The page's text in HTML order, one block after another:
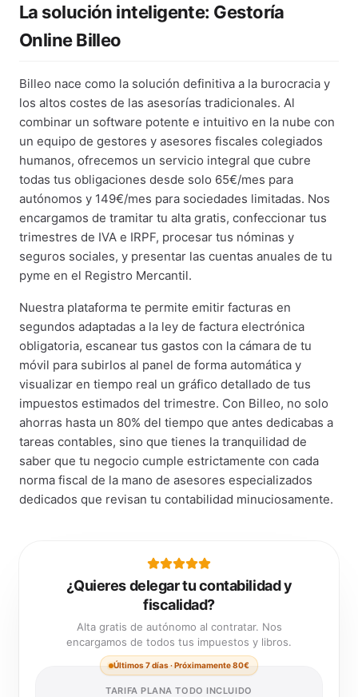
La solución inteligente: Gestoría
Online Billeo
Billeo nace como la solución definitiva a la burocracia y
los altos costes de las asesorías tradicionales. Al
combinar un software potente e intuitivo en la nube con
un equipo de gestores y asesores fiscales colegiados
humanos, ofrecemos un servicio integral que cubre
todas tus obligaciones desde solo 65€/mes para
autónomos y 149€/mes para sociedades limitadas. Nos
encargamos de tramitar tu alta gratis, confeccionar tus
trimestres de IVA e IRPF, procesar tus nóminas y
seguros sociales, y presentar las cuentas anuales de tu
pyme en el Registro Mercantil.
Nuestra plataforma te permite emitir facturas en
segundos adaptadas a la ley de factura electrónica
obligatoria, escanear tus gastos con la cámara de tu
móvil para subirlos al panel de forma automática y
visualizar en tiempo real un gráfico detallado de tus
impuestos estimados del trimestre. Con Billeo, no solo
ahorras hasta un 80% del tiempo que antes dedicabas a
tareas contables, sino que tienes la tranquilidad de
saber que tu negocio cumple estrictamente con cada
norma fiscal de la mano de asesores especializados
dedicados que revisan tu contabilidad minuciosamente.
¿Quieres delegar tu contabilidad y
fiscalidad?
Alta gratis de autónomo al contratar. Nos
encargamos de todos tus impuestos y libros.
Últimos 7 días · Próximamente 80€
TARIFA PLANA TODO INCLUIDO